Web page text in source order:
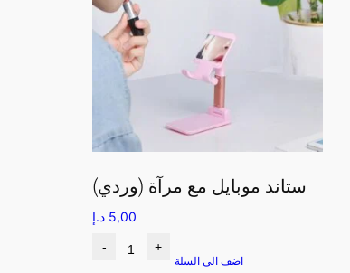
ستاند موبايل مع مرآة (وردي)
5,00 د.إ
- +
اضف الى السلة